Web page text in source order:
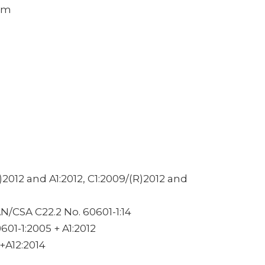
and A1:2012, C1:2009/(R)2012 and
CSA C22.2 No. 60601-1:14
1:2005 + A1:2012